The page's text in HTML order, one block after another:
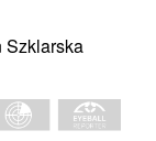
Szklarska